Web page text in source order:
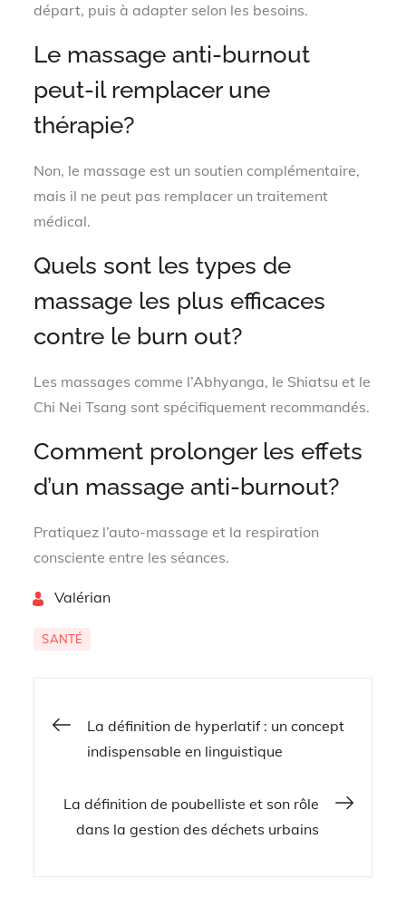
départ, puis à adapter selon les besoins.
Le massage anti-burnout
peut-il remplacer une
thérapie?
Non, le massage est un soutien complémentaire,
mais il ne peut pas remplacer un traitement
médical.
Quels sont les types de
massage les plus efficaces
contre le burn out?
Les massages comme l’Abhyanga, le Shiatsu et le
Chi Nei Tsang sont spécifiquement recommandés.
Comment prolonger les effets
d’un massage anti-burnout?
Pratiquez l’auto-massage et la respiration
consciente entre les séances.
Valérian
SANTÉ
Navigation
de
La définition de hyperlatif : un concept
indispensable en linguistique
La définition de poubelliste et son rôle
dans la gestion des déchets urbains